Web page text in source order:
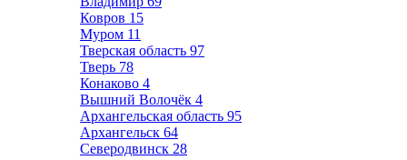
Ковров 15
Муром 11
Тверская область 97
Тверь 78
Конаково 4
Вышний Волочёк 4
Архангельская область 95
Архангельск 64
Северодвинск 28